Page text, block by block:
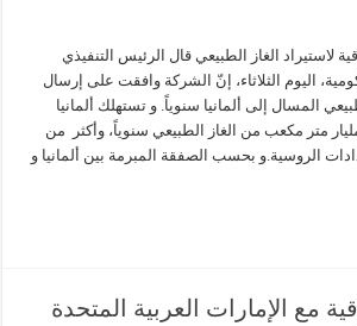
لاستيراد الغاز الطبيعي قال الرئيس التنفيذي
اليوم الثلاثاء، إنّ الشركة وافقت على إرسال
المسال إلى ألمانيا سنوياً. و تستهلك ألمانيا
العام، حوالي 100 مليار متر مكعب من الغاز الطبيعي سنوياً، وأكثر من
الروسية.و بحسب الصفقة المبرمة بين ألمانيا و
مع الإمارات العربية المتحدة